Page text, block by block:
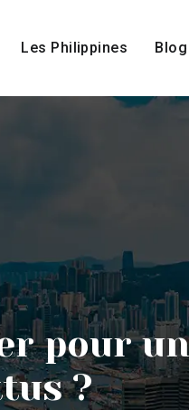
Les Philippines Blog
pour
?